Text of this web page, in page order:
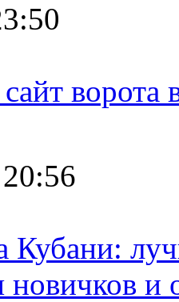
Кубани:
новичков